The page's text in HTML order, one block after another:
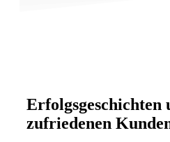
Erfolgsgeschichten
zufriedenen